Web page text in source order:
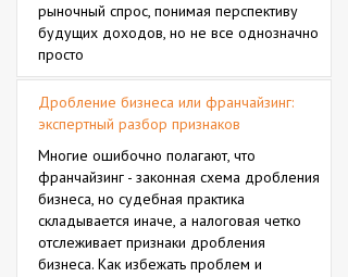
рыночный спрос, понимая перспективу
будущих доходов, но не все однозначно
просто
Дробление бизнеса или франчайзинг:
экспертный разбор признаков
Многие ошибочно полагают, что
франчайзинг - законная схема дробления
бизнеса, но судебная практика
складывается иначе, а налоговая четко
отслеживает признаки дробления
бизнеса. Как избежать проблем и